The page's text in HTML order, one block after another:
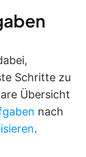
Schritte zu
Übersicht
nach
.